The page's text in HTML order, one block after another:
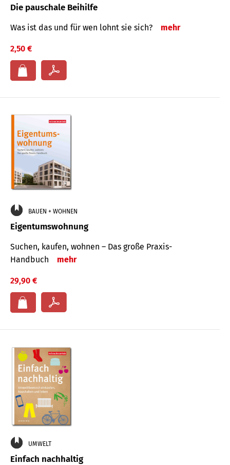
Die pauschale Beihilfe
Was ist das und für wen lohnt sie sich? mehr
2,50 €
BAUEN + WOHNEN
Eigentumswohnung
Suchen, kaufen, wohnen – Das große Praxis-
Handbuch
mehr
29,90 €
UMWELT
Einfach nachhaltig